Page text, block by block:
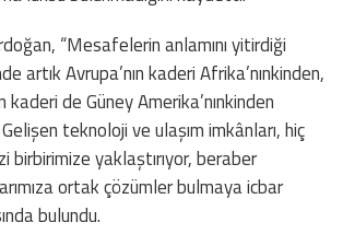
“Mesafelerin anlamını yitirdiği
artık Avrupa’nın kaderi Afrika’nınkinden,
kaderi de Güney Amerika’nınkinden
teknoloji ve ulaşım imkânları, hiç
birbirimize yaklaştırıyor, beraber
ortak çözümler bulmaya icbar
bulundu.